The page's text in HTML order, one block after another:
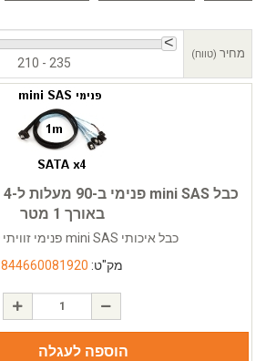
מחיר (טווח)
210 - 235
באורך 1 מטר
כבל איכותי mini SAS פנימי זוויתי ל-4 SATA
מק"ט: 844660081920
הוספה לעגלה